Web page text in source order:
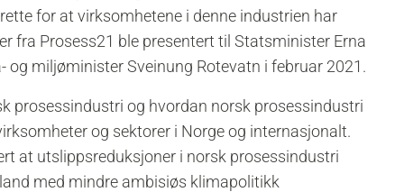
for at virksomhetene i denne industrien har
fra Prosess21 ble presentert til Statsminister Erna
miljøminister Sveinung Rotevatn i februar 2021.
prosessindustri og hvordan norsk prosessindustri
og sektorer i Norge og internasjonalt.
at utslippsreduksjoner i norsk prosessindustri
med mindre ambisiøs klimapolitikk